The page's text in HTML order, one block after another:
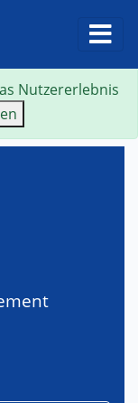
Nutzererlebnis